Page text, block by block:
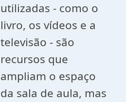
utilizadas - como o
livro, os vídeos e a
televisão - são
recursos que
ampliam o espaço
da sala de aula, mas